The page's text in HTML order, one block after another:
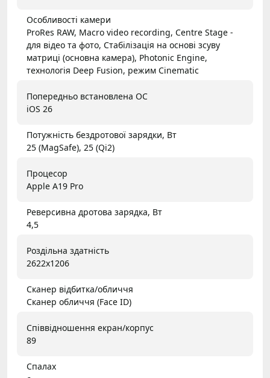
Особливості камери
ProRes RAW, Macro video recording, Centre Stage -
для відео та фото, Стабілізація на основі зсуву
матриці (основна камера), Photonic Engine,
технологія Deep Fusion, режим Cinematic
Попередньо встановлена ОС
iOS 26
Потужність бездротової зарядки, Вт
25 (MagSafe), 25 (Qi2)
Процесор
Apple A19 Pro
Реверсивна дротова зарядка, Вт
4,5
Роздільна здатність
2622x1206
Сканер відбитка/обличчя
Сканер обличчя (Face ID)
Співвідношення екран/корпус
89
Спалах